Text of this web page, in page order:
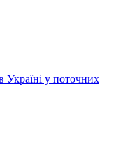
Україні у поточних